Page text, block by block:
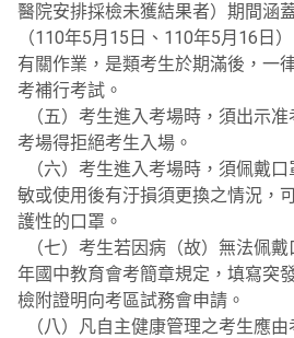
醫院安排採檢未獲結果者）期間涵
（110年5月15日、110年5月16日
有關作業，是類考生於期滿後，一
考補行考試。
（五）考生進入考場時，須出示准
考場得拒絕考生入場。
（六）考生進入考場時，須佩戴
敏或使用後有汙損須更換之情況，
護性的口罩。
（七）考生若因病（故）無法佩
年國中教育會考簡章規定，填寫突
檢附證明向考區試務會申請。
（八）凡自主健康管理之考生應